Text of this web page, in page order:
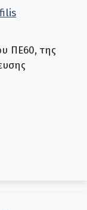
ΠΕ60, της